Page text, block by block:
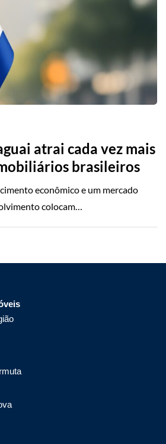
atrai cada vez mais
brasileiros
econômico e um mercado
colocam…